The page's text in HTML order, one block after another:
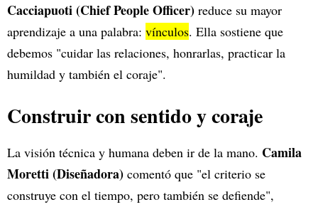
Cacciapuoti (Chief People Officer) reduce su mayor
aprendizaje a una palabra: vínculos. Ella sostiene que
debemos "cuidar las relaciones, honrarlas, practicar la
humildad y también el coraje".
Construir con sentido y coraje
La visión técnica y humana deben ir de la mano. Camila
Moretti (Diseñadora) comentó que "el criterio se
construye con el tiempo, pero también se defiende",